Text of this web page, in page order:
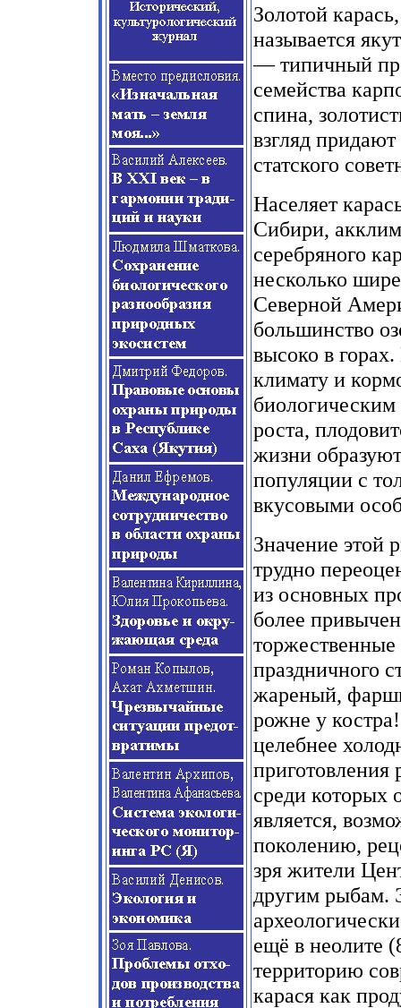
Золотой
называется
— типичный
семейства
спина,
взгляд
статского
Населяет
Сибири,
серебряного
несколько
Северной
большинство
высоко в
климату и
биологическим
роста,
жизни
популяции с
вкусовыми
Значение этой
трудно
из основных
более
праздничного
жареный,
рожне у
целебнее
приготовления
среди которых
является,
поколению,
зря жители
другим рыбам.
ещё в неолите
территорию
карася как